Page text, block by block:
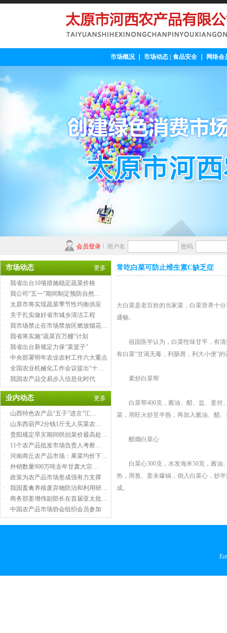
市场概况｜ 市场动态| 食品安全｜ 网络会
会员登录 用户名 密码
市场动态 更多
·
我省出台10项措施稳定蔬菜价格
·
我公司“五一”期间制定预防自然…
·
太原市将实现蔬菜季节性均衡供应
·
关于扎实做好省市城乡清洁工程
·
我市场禁止在市场禁放区燃放烟花…
·
我省将实施“蔬菜百万棚”计划
·
我省出台新规定力保“菜篮子”
·
中央部署明年农业农村工作六大重点
·
全国农业机械化工作会议提出“十…
·
我国农产品交易步入信息化时代
业内动态 更多
·
山西特色农产品“五子”进京“汇…
·
山东西葫芦2分钱1斤无人买菜农…
·
贵阳规定旱灾期间哄抬菜价最高处…
·
11个农产品批发市场负责人考察…
·
河南商丘农产品市场：果菜均价下…
·
外销数量900万吨去年甘肃大宗…
·
政策为农产品市场形成强有力支撑
·
我国畜禽养殖废弃物防治和利用研…
·
商务部姜增伟副部长在首届亚太批…
·
中国农产品市场协会组织会员参加
常吃白菜可防止维生素C缺乏症
大白菜是老百姓的当家菜，白菜营养十
通畅。
祖国医学认为，白菜性味甘平，有清
有白菜“甘渴无毒，利肠胃，利大小便”
素炒白菜帮
白菜帮400克，酱油、醋、盐、姜丝、
菜，用旺火炒至半熟，再加入酱油、醋
醋熘白菜心
白菜心300克，水发海米50克，酱油
热，用葱、姜末爆锅，倒入白菜心，炒
成。